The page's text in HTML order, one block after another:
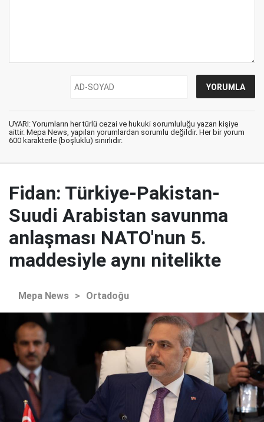
UYARI: Yorumların her türlü cezai ve hukuki sorumluluğu yazan kişiye
aittir. Mepa News, yapılan yorumlardan sorumlu değildir. Her bir yorum
600 karakterle (boşluklu) sınırlıdır.
Fidan: Türkiye-Pakistan-
Suudi Arabistan savunma
anlaşması NATO'nun 5.
maddesiyle aynı nitelikte
Mepa News > Ortadoğu